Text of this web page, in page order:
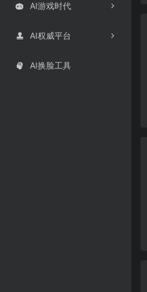
 AI游戏时代
 AI权威平台
 AI换脸工具